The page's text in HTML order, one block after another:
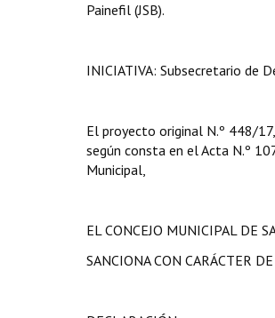
Painefil (JSB).
INICIATIVA: Subsecretario de
El proyecto original N.º 448/
según consta en el Acta N.º
Municipal,
EL CONCEJO MUNICIPAL DE
SANCIONA CON CARÁCTER DE